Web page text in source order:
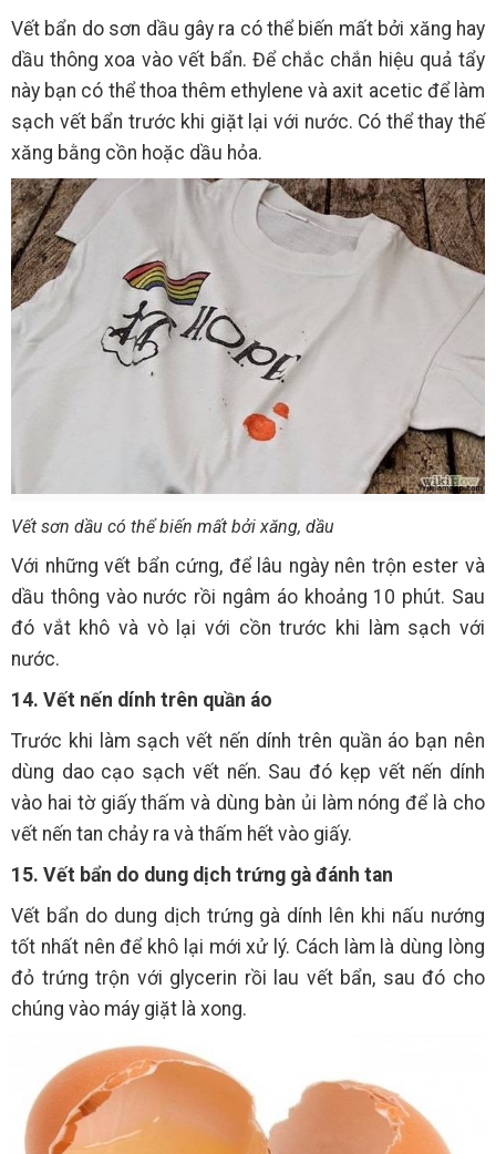
Vết bẩn do sơn dầu gây ra có thể biến mất bởi xăng hay
dầu thông xoa vào vết bẩn. Để chắc chắn hiệu quả tẩy
này bạn có thể thoa thêm ethylene và axit acetic để làm
sạch vết bẩn trước khi giặt lại với nước. Có thể thay thế
xăng bằng cồn hoặc dầu hỏa.
Vết sơn dầu có thể biến mất bởi xăng, dầu
Với những vết bẩn cứng, để lâu ngày nên trộn ester và
dầu thông vào nước rồi ngâm áo khoảng 10 phút. Sau
đó vắt khô và vò lại với cồn trước khi làm sạch với
nước.
14. Vết nến dính trên quần áo
Trước khi làm sạch vết nến dính trên quần áo bạn nên
dùng dao cạo sạch vết nến. Sau đó kẹp vết nến dính
vào hai tờ giấy thấm và dùng bàn ủi làm nóng để là cho
vết nến tan chảy ra và thấm hết vào giấy.
15. Vết bẩn do dung dịch trứng gà đánh tan
Vết bẩn do dung dịch trứng gà dính lên khi nấu nướng
tốt nhất nên để khô lại mới xử lý. Cách làm là dùng lòng
đỏ trứng trộn với glycerin rồi lau vết bẩn, sau đó cho
chúng vào máy giặt là xong.